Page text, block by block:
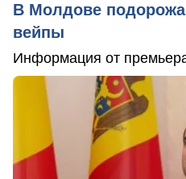
В Молдове
вейпы
Информация от